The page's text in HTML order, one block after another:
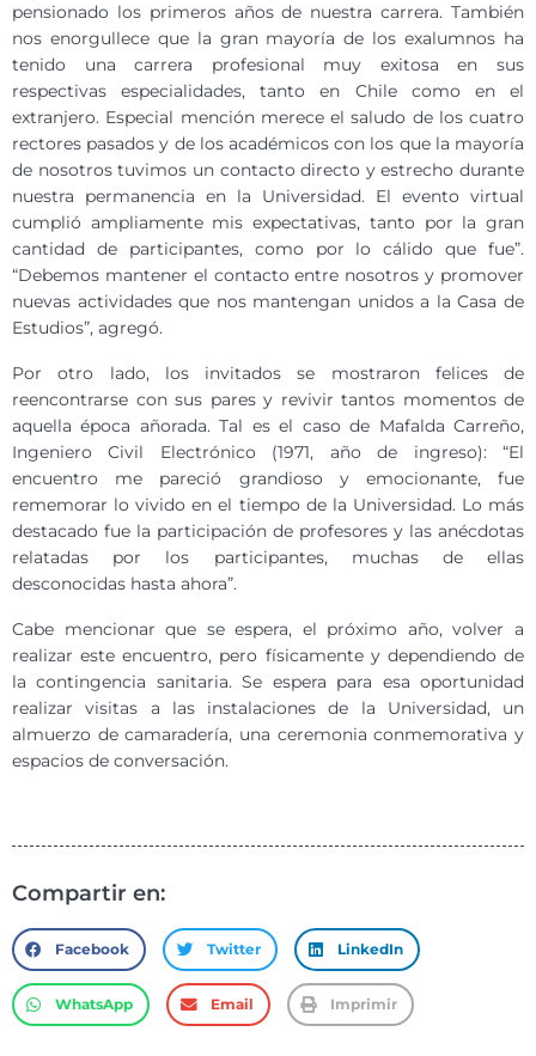
pensionado los primeros años de nuestra carrera. También
nos enorgullece que la gran mayoría de los exalumnos ha
tenido una carrera profesional muy exitosa en sus
respectivas especialidades, tanto en Chile como en el
extranjero. Especial mención merece el saludo de los cuatro
rectores pasados y de los académicos con los que la mayoría
de nosotros tuvimos un contacto directo y estrecho durante
nuestra permanencia en la Universidad. El evento virtual
cumplió ampliamente mis expectativas, tanto por la gran
cantidad de participantes, como por lo cálido que fue”.
“Debemos mantener el contacto entre nosotros y promover
nuevas actividades que nos mantengan unidos a la Casa de
Estudios”, agregó.
Por otro lado, los invitados se mostraron felices de
reencontrarse con sus pares y revivir tantos momentos de
aquella época añorada. Tal es el caso de Mafalda Carreño,
Ingeniero Civil Electrónico (1971, año de ingreso): “El
encuentro me pareció grandioso y emocionante, fue
rememorar lo vivido en el tiempo de la Universidad. Lo más
destacado fue la participación de profesores y las anécdotas
relatadas por los participantes, muchas de ellas
desconocidas hasta ahora”.
Cabe mencionar que se espera, el próximo año, volver a
realizar este encuentro, pero físicamente y dependiendo de
la contingencia sanitaria. Se espera para esa oportunidad
realizar visitas a las instalaciones de la Universidad, un
almuerzo de camaradería, una ceremonia conmemorativa y
espacios de conversación.
Compartir en:
Facebook Twitter LinkedIn
WhatsApp Email Imprimir